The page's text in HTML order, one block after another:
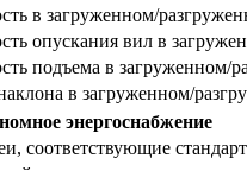
в загруженном/
опускания вил в
подъема в загруженном/
в загруженном/
энергоснабжение
соответствующие